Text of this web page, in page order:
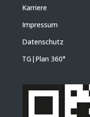
Karriere
Impressum
Datenschutz
TG|Plan 360°